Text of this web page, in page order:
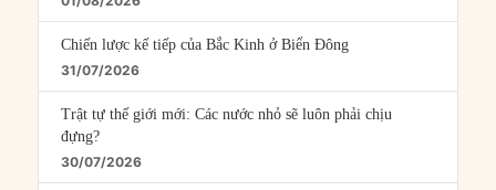
Chiến lược kế tiếp của Bắc Kinh ở Biển Đông
31/07/2026
Trật tự thế giới mới: Các nước nhỏ sẽ luôn phải chịu
đựng?
30/07/2026